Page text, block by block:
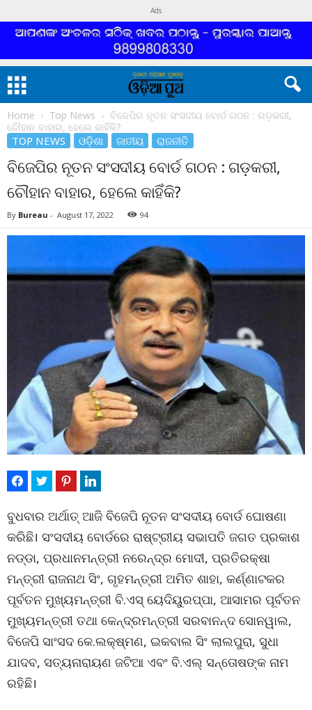
Ads
Home Top News
ବିଜେପିର ନୂତନ ସଂସଦୀୟ ବୋର୍ଡ ଗଠନ : ଗଡ଼କରୀ,
ଚୌହାନ ବାହାର, ହେଲେ କାହିଁକି?
TOP NEWS ଓଡ଼ିଶା ଜାତୀୟ ରାଜନୀତି
ବିଜେପିର ନୂତନ ସଂସଦୀୟ ବୋର୍ଡ ଗଠନ : ଗଡ଼କରୀ,
ଚୌହାନ ବାହାର, ହେଲେ କାହିଁକି?
By Bureau - August 17, 2022 94
ବୁଧବାର ଅର୍ଥାତ୍ ଆଜି ବିଜେପି ନୂତନ ସଂସଦୀୟ ବୋର୍ଡ ଘୋଷଣା
କରିଛି। ସଂସଦୀୟ ବୋର୍ଡରେ ରାଷ୍ଟ୍ରୀୟ ସଭାପତି ଜଗତ ପ୍ରକାଶ
ନଡ୍ଡା, ପ୍ରଧାନମନ୍ତ୍ରୀ ନରେନ୍ଦ୍ର ମୋଦୀ, ପ୍ରତିରକ୍ଷା
ମନ୍ତ୍ରୀ ରାଜନାଥ ସିଂ, ଗୃହମନ୍ତ୍ରୀ ଅମିତ ଶାହା, କର୍ଣ୍ଣାଟକର
ପୂର୍ବତନ ମୁଖ୍ୟମନ୍ତ୍ରୀ ବି.ଏସ୍ ୟେଦିୟୁରପ୍ପା, ଆସାମର ପୂର୍ବତନ
ମୁଖ୍ୟମନ୍ତ୍ରୀ ତଥା କେନ୍ଦ୍ରମନ୍ତ୍ରୀ ସରବାନନ୍ଦ ସୋନୱାଲ,
ବିଜେପି ସାଂସଦ କେ.ଲକ୍ଷ୍ମଣ, ଇକବାଲ ସିଂ ଲାଲପୁରା, ସୁଧା
ଯାଦବ, ସତ୍ୟନାରାୟଣ ଜଟିଆ ଏବଂ ବି.ଏଲ୍ ସନ୍ତୋଷଙ୍କ ନାମ
ରହିଛି।